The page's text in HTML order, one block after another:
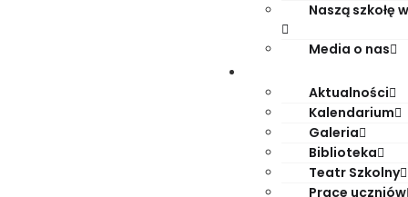
Naszą szkołę
Media o nas
Aktualności
Kalendarium
Galeria
Biblioteka
Teatr Szkolny
Prace uczniów